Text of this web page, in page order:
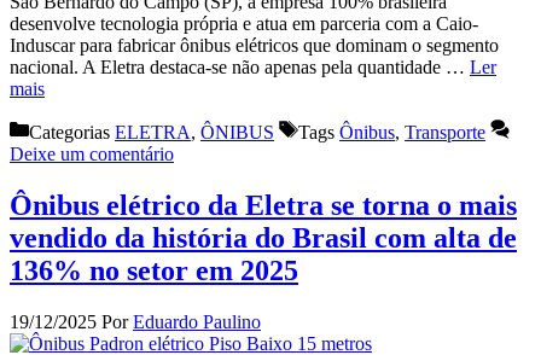
desenvolve tecnologia própria e atua em parceria com a Caio-
Induscar para fabricar ônibus elétricos que dominam o segmento
nacional. A Eletra destaca-se não apenas pela quantidade … Ler
mais
Categorias ELETRA, ÔNIBUS Tags Ônibus, Transporte
Deixe um comentário
Ônibus elétrico da Eletra se torna o mais
vendido da história do Brasil com alta de
136% no setor em 2025
19/12/2025 PorEduardo Paulino